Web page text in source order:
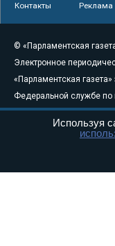
Контакты Реклама
© «Парламентская
Электронное
«Парламентская газета»
Федеральной службе по
связи, информационных
массовых
Свидетельство о
Используя